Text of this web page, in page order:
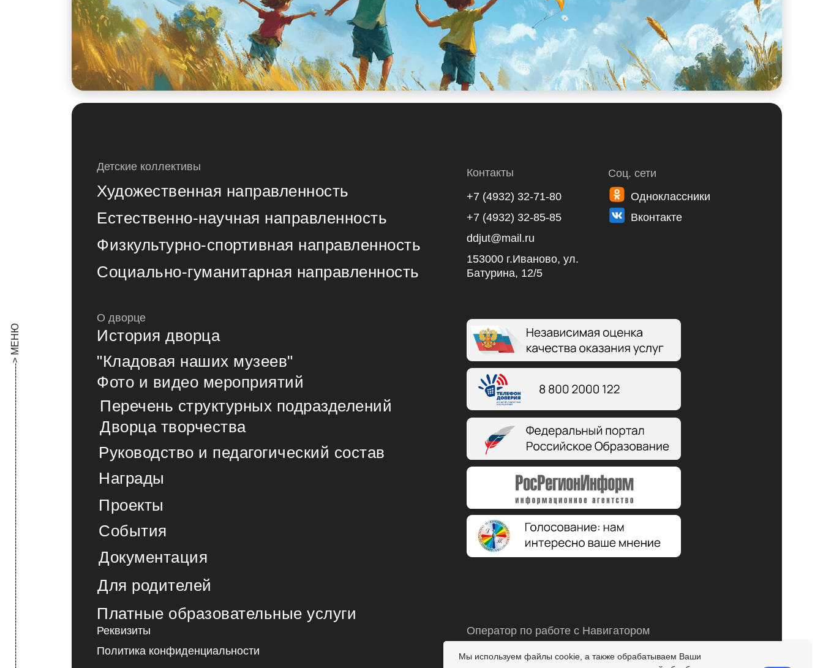
Мы используем файлы cookie, а также обрабатываем Ваши
------------------------------------------------------------------------------------------------------------------> МЕНЮ +7 (4932) 30-86-11
пн. 14:00 - 17:00; вт.,чт. 09:00-12:00;
пт. 15:00 - 19:00
Вконтакте
Соц. сети
Одноклассники
Оператор по работе с Навигатором
Политика конфиденциальности
О дворце
Для родителей
Платные образовательные услуги
Проекты
События
Документация
Социально-гуманитарная направленность
"Кладовая наших музеев"
История дворца
Перечень структурных подразделений
Дворца творчества
Контакты
Художественная направленность
Естественно-научная направленность
Физкультурно-спортивная направленность
Руководство и педагогический состав
Фото и видео мероприятий
Награды
Детские коллективы
153000 г.Иваново, ул.
Батурина, 12/5
+7 (4932) 32-71-80
+7 (4932) 32-85-85
ddjut@mail.ru
Реквизиты